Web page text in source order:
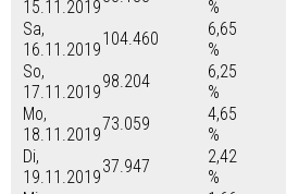
15.11.2019
%
Sa,
16.11.2019
104.460
6,65
%
So,
17.11.2019
98.204
6,25
%
Mo,
18.11.2019
73.059
4,65
%
Di,
19.11.2019
37.947
2,42
%